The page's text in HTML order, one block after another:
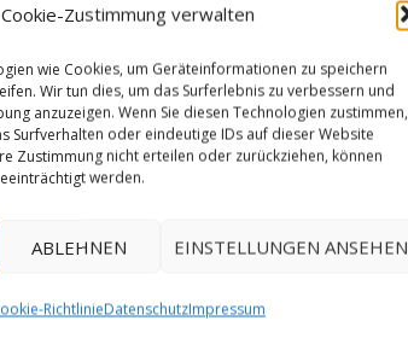
Cookie-Zustimmung verwalten
wie Cookies, um Geräteinformationen zu speichern
Wir tun dies, um das Surferlebnis zu verbessern und
anzuzeigen. Wenn Sie diesen Technologien zustimmen,
Surfverhalten oder eindeutige IDs auf dieser Website
Zustimmung nicht erteilen oder zurückziehen, können
werden.
ABLEHNEN EINSTELLUNGEN ANSEHEN
RichtlinieDatenschutzImpressum
to reach that tiny two finger
Hyde 8c+“